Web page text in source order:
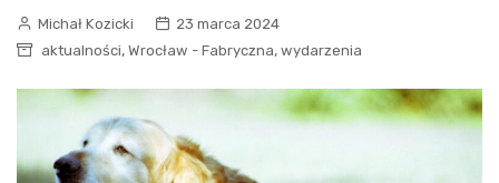
Michał Kozicki
23 marca 2024
aktualności, Wrocław - Fabryczna, wydarzenia